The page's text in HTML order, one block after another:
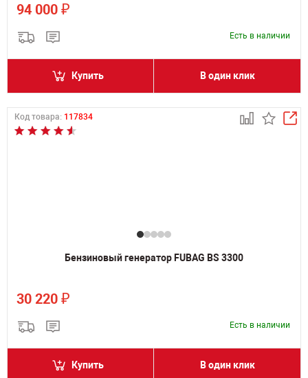
94 000 ₽
Есть в наличии
Купить В один клик
Код товара: 117834
Бензиновый генератор FUBAG BS 3300
30 220 ₽
Есть в наличии
Купить В один клик